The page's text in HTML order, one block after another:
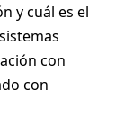
y cuál es el
con
con